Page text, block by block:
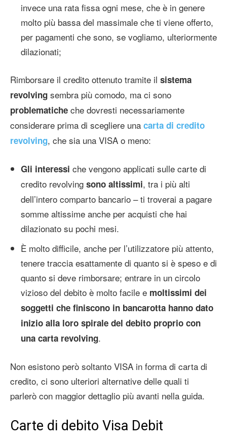
invece una rata fissa ogni mese, che è in genere
molto più bassa del massimale che ti viene offerto,
per pagamenti che sono, se vogliamo, ulteriormente
dilazionati;
Rimborsare il credito ottenuto tramite il sistema
revolving sembra più comodo, ma ci sono
problematiche che dovresti necessariamente
considerare prima di scegliere una carta di credito
revolving, che sia una VISA o meno:
Gli interessi che vengono applicati sulle carte di
credito revolving sono altissimi, tra i più alti
dell’intero comparto bancario – ti troverai a pagare
somme altissime anche per acquisti che hai
dilazionato su pochi mesi.
È molto difficile, anche per l’utilizzatore più attento,
tenere traccia esattamente di quanto si è speso e di
quanto si deve rimborsare; entrare in un circolo
vizioso del debito è molto facile e moltissimi dei
soggetti che finiscono in bancarotta hanno dato
inizio alla loro spirale del debito proprio con
una carta revolving.
Non esistono però soltanto VISA in forma di carta di
credito, ci sono ulteriori alternative delle quali ti
parlerò con maggior dettaglio più avanti nella guida.
Carte di debito Visa Debit